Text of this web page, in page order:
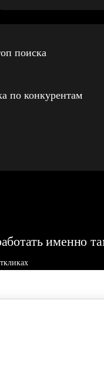
поиска
по конкурентам
именно